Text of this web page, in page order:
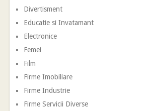
Divertisment
Educatie si Invatamant
Electronice
Femei
Film
Firme Imobiliare
Firme Industrie
Firme Servicii Diverse